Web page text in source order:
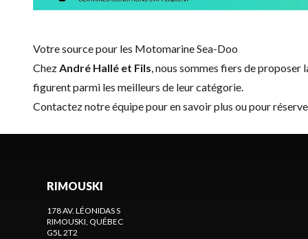
Votre source pour les Motomarine Sea-Doo
ChezAndré Hallé et Fils, nous sommes fiers de proposer
figurent parmi les meilleurs de leur catégorie.
Contactez notre équipepour en savoir plus ou pour
RIMOUSKI
178 AV. LÉONIDAS S
RIMOUSKI, QUÉBEC
G5L 2T2